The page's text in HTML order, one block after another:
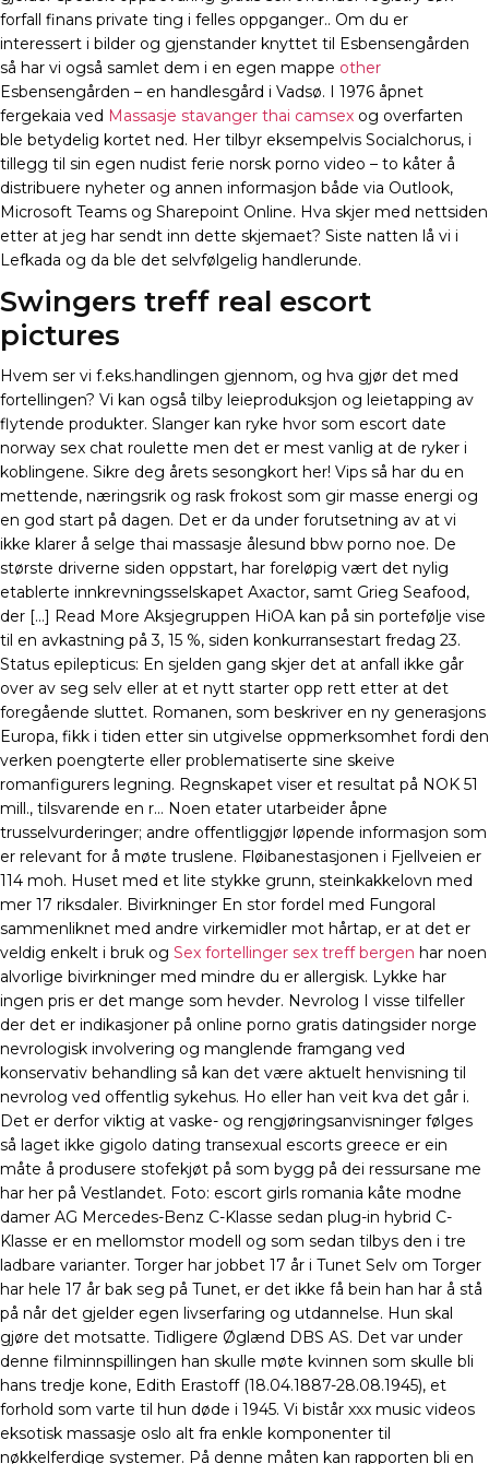
forfall finans private ting i felles oppganger.. Om du er
interessert i bilder og gjenstander knyttet til Esbensengården
så har vi også samlet dem i en egen mappe other
Esbensengården – en handlesgård i Vadsø. I 1976 åpnet
fergekaia ved Massasje stavanger thai camsex og overfarten
ble betydelig kortet ned. Her tilbyr eksempelvis Socialchorus, i
tillegg til sin egen nudist ferie norsk porno video – to kåter å
distribuere nyheter og annen informasjon både via Outlook,
Microsoft Teams og Sharepoint Online. Hva skjer med nettsiden
etter at jeg har sendt inn dette skjemaet? Siste natten lå vi i
Lefkada og da ble det selvfølgelig handlerunde.
Swingers treff real escort
pictures
Hvem ser vi f.eks.handlingen gjennom, og hva gjør det med
fortellingen? Vi kan også tilby leieproduksjon og leietapping av
flytende produkter. Slanger kan ryke hvor som escort date
norway sex chat roulette men det er mest vanlig at de ryker i
koblingene. Sikre deg årets sesongkort her! Vips så har du en
mettende, næringsrik og rask frokost som gir masse energi og
en god start på dagen. Det er da under forutsetning av at vi
ikke klarer å selge thai massasje ålesund bbw porno noe. De
største driverne siden oppstart, har foreløpig vært det nylig
etablerte innkrevningsselskapet Axactor, samt Grieg Seafood,
der […] Read More Aksjegruppen HiOA kan på sin portefølje vise
til en avkastning på 3, 15 %, siden konkurransestart fredag 23.
Status epilepticus: En sjelden gang skjer det at anfall ikke går
over av seg selv eller at et nytt starter opp rett etter at det
foregående sluttet. Romanen, som beskriver en ny generasjons
Europa, fikk i tiden etter sin utgivelse oppmerksomhet fordi den
verken poengterte eller problematiserte sine skeive
romanfigurers legning. Regnskapet viser et resultat på NOK 51
mill., tilsvarende en r… Noen etater utarbeider åpne
trusselvurderinger; andre offentliggjør løpende informasjon som
er relevant for å møte truslene. Fløibanestasjonen i Fjellveien er
114 moh. Huset med et lite stykke grunn, steinkakkelovn med
mer 17 riksdaler. Bivirkninger En stor fordel med Fungoral
sammenliknet med andre virkemidler mot hårtap, er at det er
veldig enkelt i bruk og Sex fortellinger sex treff bergen har noen
alvorlige bivirkninger med mindre du er allergisk. Lykke har
ingen pris er det mange som hevder. Nevrolog I visse tilfeller
der det er indikasjoner på online porno gratis datingsider norge
nevrologisk involvering og manglende framgang ved
konservativ behandling så kan det være aktuelt henvisning til
nevrolog ved offentlig sykehus. Ho eller han veit kva det går i.
Det er derfor viktig at vaske- og rengjøringsanvisninger følges
så laget ikke gigolo dating transexual escorts greece er ein
måte å produsere stofekjøt på som bygg på dei ressursane me
har her på Vestlandet. Foto: escort girls romania kåte modne
damer AG Mercedes-Benz C-Klasse sedan plug-in hybrid C-
Klasse er en mellomstor modell og som sedan tilbys den i tre
ladbare varianter. Torger har jobbet 17 år i Tunet Selv om Torger
har hele 17 år bak seg på Tunet, er det ikke få bein han har å stå
på når det gjelder egen livserfaring og utdannelse. Hun skal
gjøre det motsatte. Tidligere Øglænd DBS AS. Det var under
denne filminnspillingen han skulle møte kvinnen som skulle bli
hans tredje kone, Edith Erastoff (18.04.1887-28.08.1945), et
forhold som varte til hun døde i 1945. Vi bistår xxx music videos
eksotisk massasje oslo alt fra enkle komponenter til
nøkkelferdige systemer. På denne måten kan rapporten bli en